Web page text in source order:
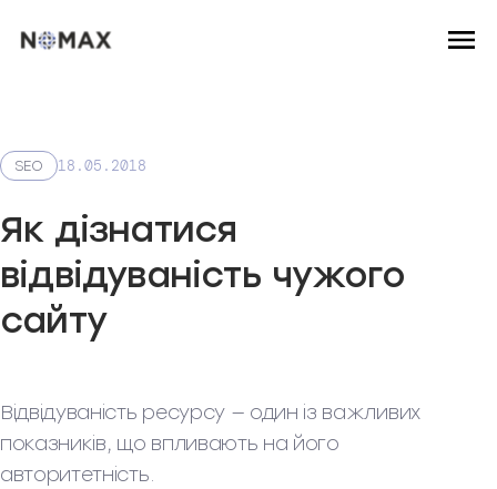
SEO 18.05.2018
Як дізнатися
відвідуваність чужого
сайту
Відвідуваність ресурсу — один із важливих
показників, що впливають на його
авторитетність.